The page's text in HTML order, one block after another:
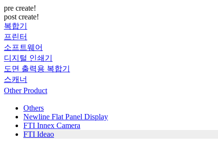
pre create!
post create!
복합기
프린터
소프트웨어
디지털 인쇄기
도면 출력용 복합기
스캐너
Other Product
Others
Newline Flat Panel Display
FTI Innex Camera
FTI Ideao